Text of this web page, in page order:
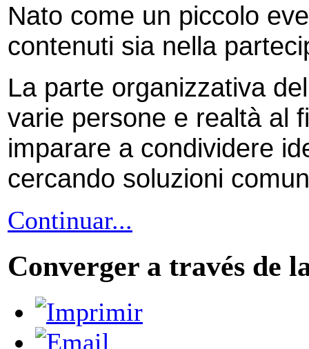
Nato come un piccolo
contenuti sia nella
La parte organizzativa
varie persone e realtà al
imparare a condividere
cercando soluzioni
Continuar...
Converger a través de